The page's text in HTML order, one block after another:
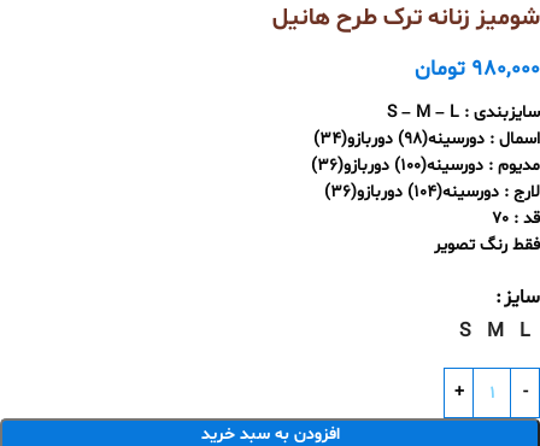
شومیز زنانه ترک طرح هانیل
980,000 تومان
سایزبندی : S – M – L
اسمال : دورسینه(98) دوربازو(34)
مدیوم : دورسینه(100) دوربازو(36)
لارج : دورسینه(104) دوربازو(36)
قد : 70
فقط رنگ تصویر
سایز
L
M
S
افزودن به سبد خرید